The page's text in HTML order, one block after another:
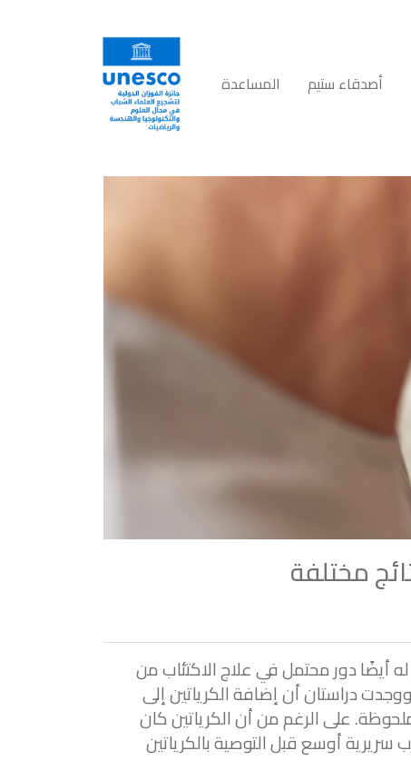
أصدقاء ستيم
المساعدة
مختلفة
أيضًا دور محتمل في علاج الاكتئاب من
قام الباحثون بتحليل خمس تجارب سريرية عشوائية شملت 238 مشاركًا. ووجدت دراستان أن إضافة الكرياتين إلى
على الرغم من أن الكرياتين كان
سريرية أوسع قبل التوصية بالكرياتين